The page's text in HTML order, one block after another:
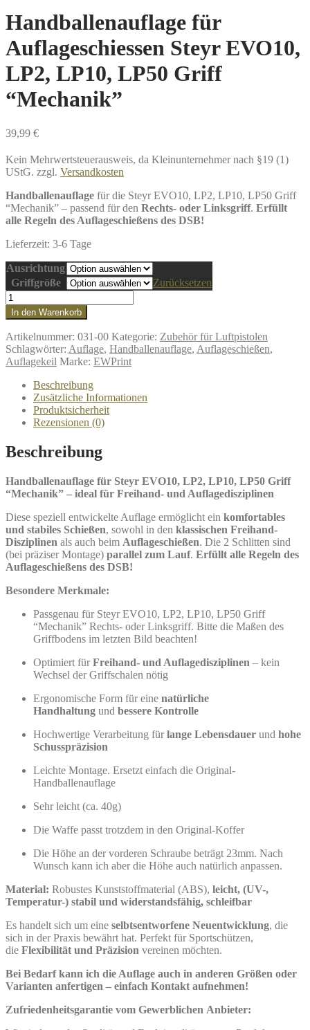
Handballenauflage für
Auflageschiessen Steyr EVO10,
LP2, LP10, LP50 Griff
“Mechanik”
39,99 €
Kein Mehrwertsteuerausweis, da Kleinunternehmer nach §19 (1)
UStG. zzgl. Versandkosten
Handballenauflage für die Steyr EVO10, LP2, LP10, LP50 Griff
“Mechanik” – passend für den Rechts- oder Linksgriff. Erfüllt
alle Regeln des Auflageschießens des DSB!
Lieferzeit: 3-6 Tage
Ausrichtung
Griffgröße
Zurücksetzen
Handballenauflage
für
Auflageschiessen
Steyr
EVO10,
LP2,
LP10,
LP50
Griff
"Mechanik"
Menge
In den Warenkorb
Artikelnummer: 031-00 Kategorie: Zubehör für Luftpistolen
Schlagwörter: Auflage, Handballenauflage, Auflageschießen,
Auflagekeil Marke: EWPrint
Beschreibung
Zusätzliche Informationen
Produktsicherheit
Rezensionen (0)
Beschreibung
Handballenauflage für Steyr EVO10, LP2, LP10, LP50 Griff
“Mechanik” – ideal für Freihand- und Auflagedisziplinen
Diese speziell entwickelte Auflage ermöglicht ein komfortables
und stabiles Schießen, sowohl in den klassischen Freihand-
Disziplinen als auch beim Auflageschießen. Die 2 Schlitten sind
(bei präziser Montage) parallel zum Lauf. Erfüllt alle Regeln des
Auflageschießens des DSB!
Besondere Merkmale:
Passgenau für Steyr EVO10, LP2, LP10, LP50 Griff
“Mechanik” Rechts- oder Linksgriff. Bitte die Maßen des
Griffbodens im letzten Bild beachten!
Optimiert fürFreihand- und Auflagedisziplinen – kein
Wechsel der Griffschalen nötig
Ergonomische Form für eine natürliche
Handhaltung und bessere Kontrolle
Hochwertige Verarbeitung fürlange Lebensdauer und hohe
Schusspräzision
Leichte Montage. Ersetzt einfach die Original-
Handballenauflage
Sehr leicht (ca. 40g)
Die Waffe passt trotzdem in den Original-Koffer
Die Höhe an der vorderen Schraube beträgt 23mm. Nach
Wunsch kann ich aber die Höhe auch natürlich anpassen.
Material: Robustes Kunststoffmaterial (ABS), leicht, (UV-,
Temperatur-) stabil und widerstandsfähig, schleifbar
Es handelt sich um eine selbtsentworfene Neuentwicklung, die
sich in der Praxis bewährt hat. Perfekt für Sportschützen,
die Flexibilität und Präzision vereinen möchten.
Bei Bedarf kann ich die Auflage auch in anderen Größen oder
Varianten anfertigen – einfach Kontakt aufnehmen!
Zufriedenheitsgarantie vom Gewerblichen Anbieter: